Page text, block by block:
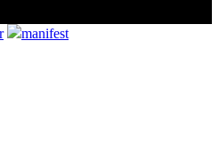
manifest